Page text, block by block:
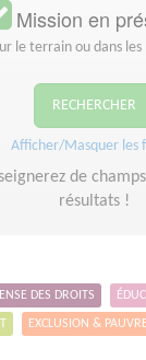
Mission en
le terrain ou dans
RECHERCHER
Afficher/Masquer les
de
résultats !
DES DROITS
EXCLUSION &